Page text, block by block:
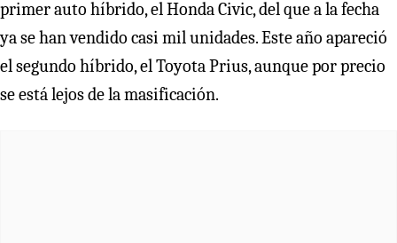
primer auto híbrido, el Honda Civic, del que a la fecha
ya se han vendido casi mil unidades. Este año apareció
el segundo híbrido, el Toyota Prius, aunque por precio
se está lejos de la masificación.